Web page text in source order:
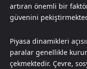
artıran önemli bir
güvenini
Piyasa dinamikleri
paralar genellikle
çekmektedir. Çevre,